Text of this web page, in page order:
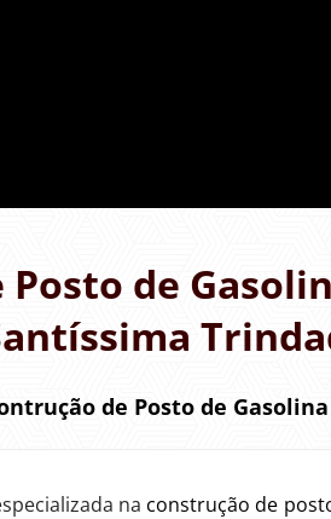
de
de Posto de
na construção de